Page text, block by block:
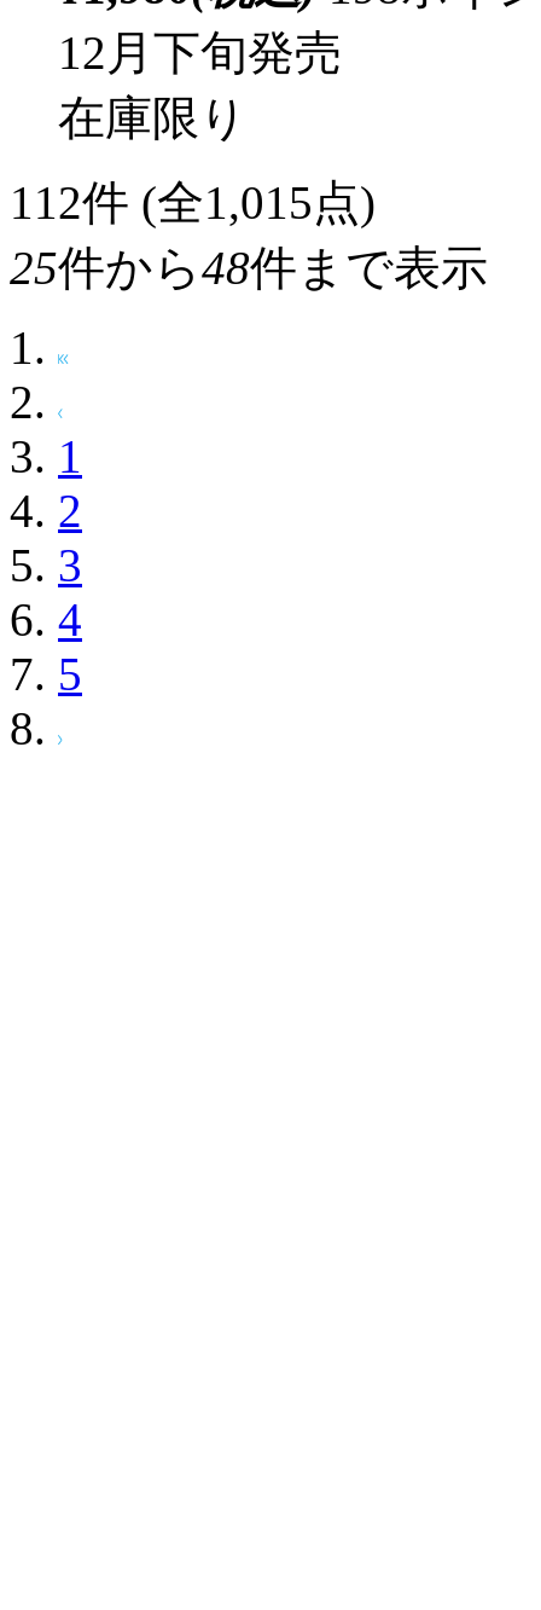
12月下旬発売
在庫限り
112件 (全1,015点)
25件から48件まで表示
1
2
3
4
5